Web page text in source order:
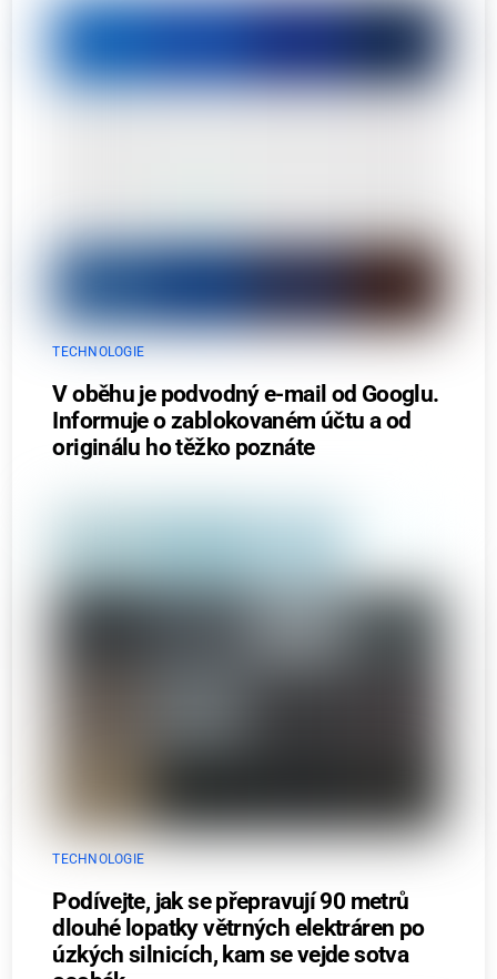
TECHNOLOGIE
V oběhu je podvodný e-mail od Googlu.
Informuje o zablokovaném účtu a od
originálu ho těžko poznáte
TECHNOLOGIE
Podívejte, jak se přepravují 90 metrů
dlouhé lopatky větrných elektráren po
úzkých silnicích, kam se vejde sotva